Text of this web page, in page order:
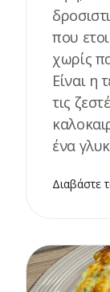
που
χωρίς
Είναι η
τις
ένα
Διαβάστε